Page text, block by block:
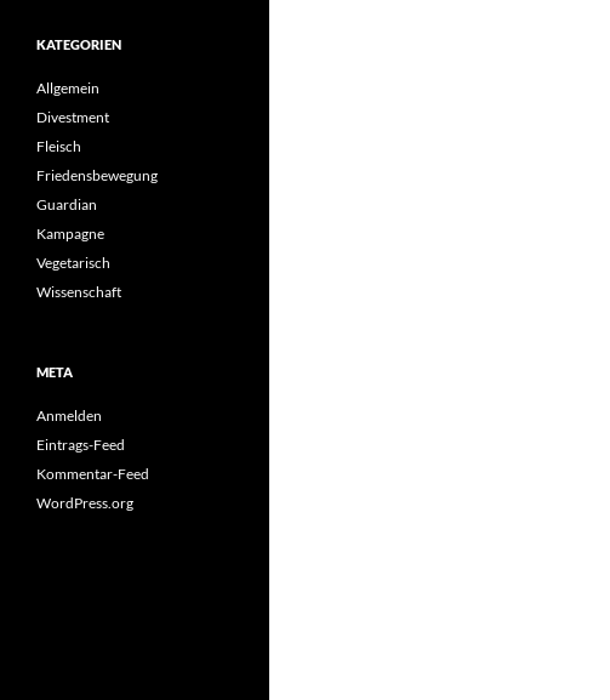
KATEGORIEN
Allgemein
Divestment
Fleisch
Friedensbewegung
Guardian
Kampagne
Vegetarisch
Wissenschaft
META
Anmelden
Eintrags-Feed
Kommentar-Feed
WordPress.org